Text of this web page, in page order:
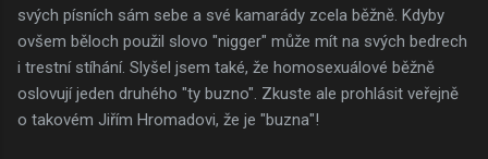
svých písních sám sebe a své kamarády zcela běžně. Kdyby
ovšem běloch použil slovo "nigger" může mít na svých bedrech
i trestní stíhání. Slyšel jsem také, že homosexuálové běžně
oslovují jeden druhého "ty buzno". Zkuste ale prohlásit veřejně
o takovém Jiřím Hromadovi, že je "buzna"!